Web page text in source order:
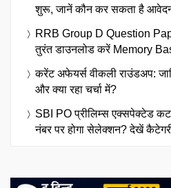
शुरू, जानें कौन कर सकता है
RRB Group D Question
तुरंत डाउनलोड करें Memory
करेंट अफेयर्स वीकली राउंडअप:
और क्या रहा चर्चा में?
SBI PO प्रीलिम्स एक्सपेक्टेड
नंबर पर होगा सेलेक्शन? देखें